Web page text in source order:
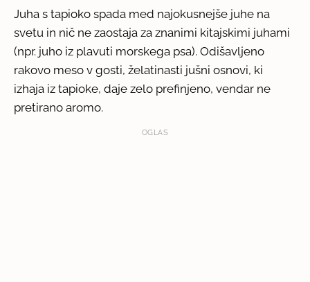
Juha s tapioko spada med najokusnejše juhe na
svetu in nič ne zaostaja za znanimi kitajskimi juhami
(npr. juho iz plavuti morskega psa). Odišavljeno
rakovo meso v gosti, želatinasti jušni osnovi, ki
izhaja iz tapioke, daje zelo prefinjeno, vendar ne
pretirano aromo.
OGLAS